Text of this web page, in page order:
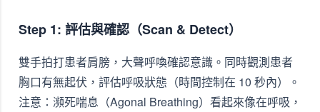
Step 1: 評估與確認（Scan & Detect）
雙手拍打患者肩膀，大聲呼喚確認意識。同時觀測患者
胸口有無起伏，評估呼吸狀態（時間控制在 10 秒內）。
注意：瀕死喘息（Agonal Breathing）看起來像在呼吸，